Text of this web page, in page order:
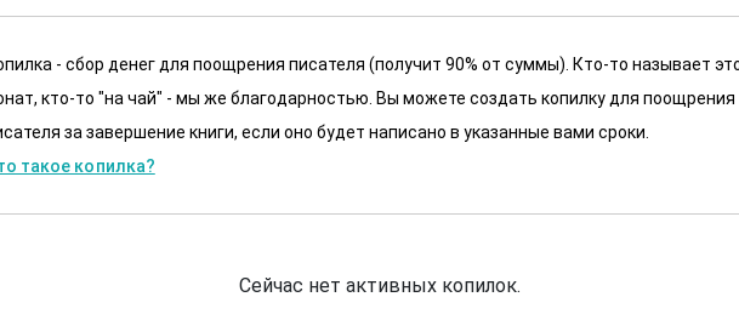
- сбор денег для поощрения писателя (получит 90% от суммы). Кто-то называет
кто-то "на чай" - мы же благодарностью. Вы можете создать копилку для поощрения
за завершение книги, если оно будет написано в указанные вами сроки.
такое копилка?
Сейчас нет активных копилок.